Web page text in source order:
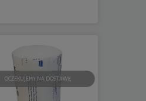
OCZEKUJEMY NA DOSTAWĘ